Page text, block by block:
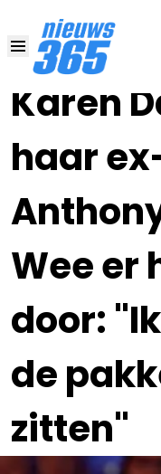
Karen
haar
Wee er
door:
de
zitten"
11 OKT 2024, 14:00